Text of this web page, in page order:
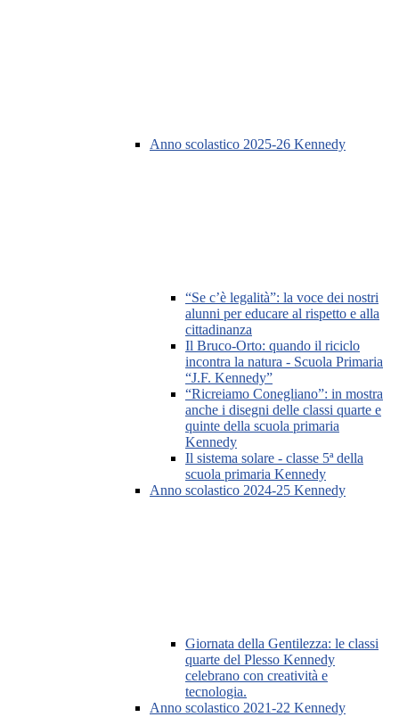
Anno scolastico 2025-26 Kennedy
“Se c’è legalità”: la voce dei nostri
alunni per educare al rispetto e alla
cittadinanza
Il Bruco-Orto: quando il riciclo
incontra la natura - Scuola Primaria
“J.F. Kennedy”
“Ricreiamo Conegliano”: in mostra
anche i disegni delle classi quarte e
quinte della scuola primaria
Kennedy
Il sistema solare - classe 5ª della
scuola primaria Kennedy
Anno scolastico 2024-25 Kennedy
Giornata della Gentilezza: le classi
quarte del Plesso Kennedy
celebrano con creatività e
tecnologia.
Anno scolastico 2021-22 Kennedy